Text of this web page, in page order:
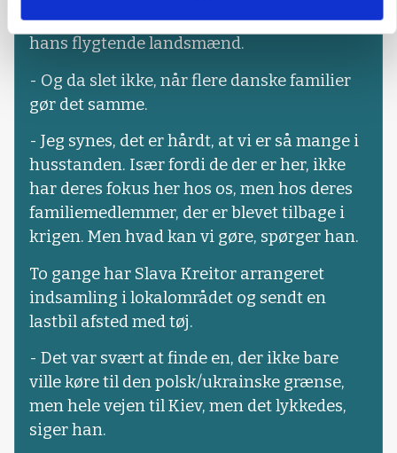
kunne forestille sig ikke at tilbyde bolig til
hans flygtende landsmænd.
- Og da slet ikke, når flere danske familier
gør det samme.
- Jeg synes, det er hårdt, at vi er så mange i
husstanden. Især fordi de der er her, ikke
har deres fokus her hos os, men hos deres
familiemedlemmer, der er blevet tilbage i
krigen. Men hvad kan vi gøre, spørger han.
To gange har Slava Kreitor arrangeret
indsamling i lokalområdet og sendt en
lastbil afsted med tøj.
- Det var svært at finde en, der ikke bare
ville køre til den polsk/ukrainske grænse,
men hele vejen til Kiev, men det lykkedes,
siger han.